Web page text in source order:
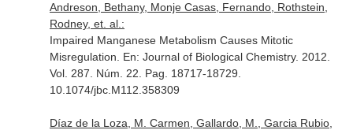
Andreson, Bethany, Monje Casas, Fernando, Rothstein,
Rodney, et. al.:
Impaired Manganese Metabolism Causes Mitotic
Misregulation. En: Journal of Biological Chemistry. 2012.
Vol. 287. Núm. 22. Pag. 18717-18729.
10.1074/jbc.M112.358309
Díaz de la Loza, M. Carmen, Gallardo, M., Garcia Rubio,